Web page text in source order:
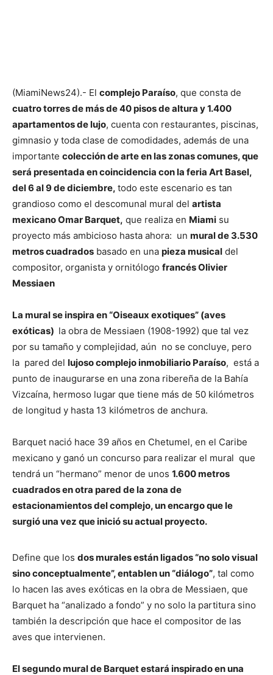
(MiamiNews24).- El complejo Paraíso, que consta de
cuatro torres de más de 40 pisos de altura y 1.400
apartamentos de lujo, cuenta con restaurantes, piscinas,
gimnasio y toda clase de comodidades, además de una
importante colección de arte en las zonas comunes, que
será presentada en coincidencia con la feria Art Basel,
del 6 al 9 de diciembre, todo este escenario es tan
grandioso como el descomunal mural del artista
mexicano Omar Barquet, que realiza en Miami su
proyecto más ambicioso hasta ahora: un mural de 3.530
metros cuadrados basado en una pieza musical del
compositor, organista y ornitólogo francés Olivier
Messiaen
La mural se inspira en “Oiseaux exotiques” (aves
exóticas) la obra de Messiaen (1908-1992) que tal vez
por su tamaño y complejidad, aún no se concluye, pero
la pared del lujoso complejo inmobiliario Paraíso, está a
punto de inaugurarse en una zona ribereña de la Bahía
Vizcaína, hermoso lugar que tiene más de 50 kilómetros
de longitud y hasta 13 kilómetros de anchura.
Barquet nació hace 39 años en Chetumel, en el Caribe
mexicano y ganó un concurso para realizar el mural que
tendrá un “hermano” menor de unos 1.600 metros
cuadrados en otra pared de la zona de
estacionamientos del complejo, un encargo que le
surgió una vez que inició su actual proyecto.
Define que los dos murales están ligados “no solo visual
sino conceptualmente”, entablen un “diálogo”, tal como
lo hacen las aves exóticas en la obra de Messiaen, que
Barquet ha “analizado a fondo” y no solo la partitura sino
también la descripción que hace el compositor de las
aves que intervienen.
El segundo mural de Barquet estará inspirado en una